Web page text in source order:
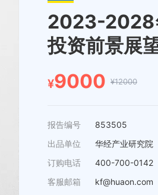
2023-2028
投资前景展
¥9000 ¥12000
报告编号
853505
出品单位
华经产业研究院
订购电话
400-700-
客服邮箱
kf@huaon.com